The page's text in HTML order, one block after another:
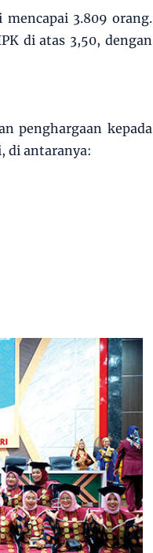
3.809 orang.
di atas 3,50, dengan
penghargaan kepada
di antaranya: